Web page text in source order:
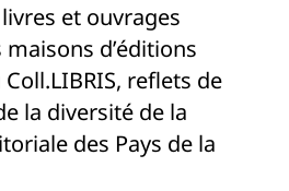
et ouvrages
d’éditions
reflets de
la diversité de la
des Pays de la